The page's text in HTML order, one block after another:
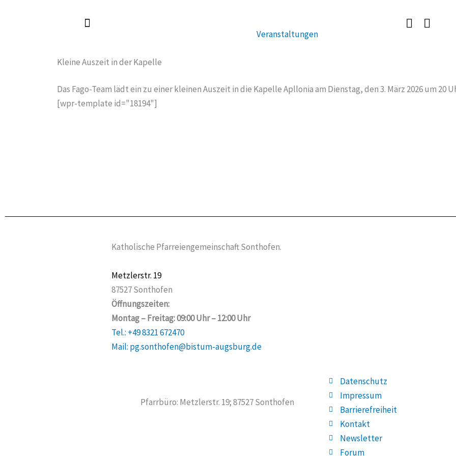
Veranstaltungen
Kleine Auszeit in der Kapelle
Das Fago-Team lädt ein zu einer kleinen Auszeit in die Kapelle Apllonia am Dienstag, den 3. März 2026 um 20
[wpr-template id="18194"]
Katholische Pfarreiengemeinschaft Sonthofen.
Metzlerstr. 19
87527 Sonthofen
Öffnungszeiten:
Montag – Freitag: 09:00 Uhr – 12:00 Uhr
Tel.: +49 8321 672470
Mail: pg.sonthofen@bistum-augsburg.de
Datenschutz
Impressum
Barrierefreiheit
Kontakt
Newsletter
Forum
Pfarrbüro: Metzlerstr. 19; 87527 Sonthofen